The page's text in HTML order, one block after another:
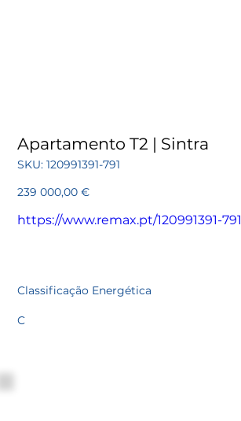
Apartamento T2 | Sintra
SKU: SKU
120991391-
120991391-791
Preço
239 000,00 €
https://www.remax.pt/120991391-791
Classificação Energética
C